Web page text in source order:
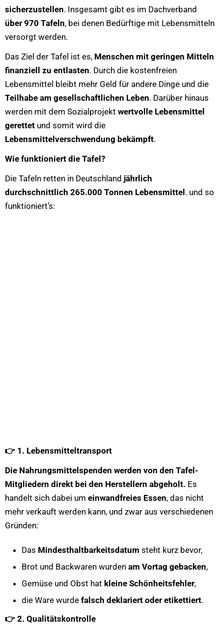
sicherzustellen. Insgesamt gibt es im Dachverband
über 970 Tafeln, bei denen Bedürftige mit Lebensmitteln
versorgt werden.
Das Ziel der Tafel ist es, Menschen mit geringen Mitteln
finanziell zu entlasten. Durch die kostenfreien
Lebensmittel bleibt mehr Geld für andere Dinge und die
Teilhabe am gesellschaftlichen Leben. Darüber hinaus
werden mit dem Sozialprojekt wertvolle Lebensmittel
gerettet und somit wird die
Lebensmittelverschwendung bekämpft.
Wie funktioniert die Tafel?
Die Tafeln retten in Deutschland jährlich
durchschnittlich 265.000 Tonnen Lebensmittel . und so
funktioniert’s:
👉 1. Lebensmitteltransport
Die Nahrungsmittelspenden werden von den Tafel-
Mitgliedern direkt bei den Herstellern abgeholt. Es
handelt sich dabei um einwandfreies Essen, das nicht
mehr verkauft werden kann, und zwar aus verschiedenen
Gründen:
Das Mindesthaltbarkeitsdatum steht kurz bevor,
Brot und Backwaren wurden am Vortag gebacken,
Gemüse und Obst hat kleine Schönheitsfehler,
die Ware wurde falsch deklariert oder etikettiert.
👉 2. Qualitätskontrolle